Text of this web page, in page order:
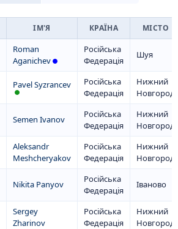
ІМ'Я КРАЇНА МІСТО
Roman
Aganichev
Російська
Федерація
Шуя
Pavel Syzrancev
Російська
Федерація
Нижний
Новгород
Semen Ivanov
Російська
Федерація
Нижний
Новгород
Aleksandr
Meshcheryakov
Російська
Федерація
Нижний
Новгород
Nikita Panyov
Російська
Федерація
Іваново
Sergey
Zharinov
Російська
Федерація
Нижний
Новгород